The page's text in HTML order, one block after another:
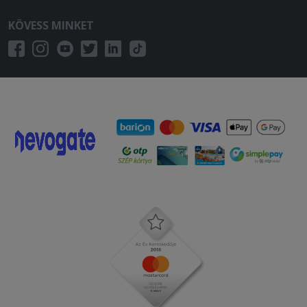
Anyósomnak szoktam rendelni,
többször panaszkodott a minőségre,
most már elhiszem. Gondosan vigyázok,
hogy innen ne rendeljek.
Finom volt, csak egyre kisebb az adag.
2025-06-04 - Györgyné:
Az ételek nagyon finomak és nem
KÖVESS MINKET